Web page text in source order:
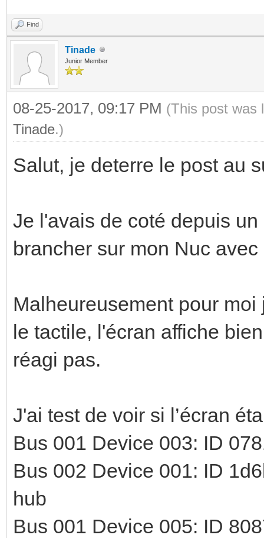
Find
Tinade
Junior Member
08-25-2017, 09:17 PM (This post was
Tinade.)
Salut, je deterre le post au
Je l'avais de coté depuis
brancher sur mon Nuc avec
Malheureusement pour
le tactile, l'écran affiche
réagi pas.
J'ai test de voir si l’écran
Bus 001 Device 003: ID
Bus 002 Device 001: ID
hub
Bus 001 Device 005: ID